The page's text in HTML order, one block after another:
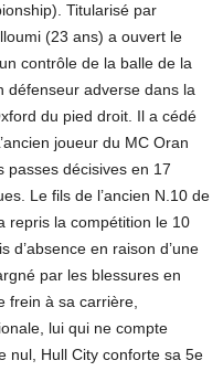
Titularisé par
(23 ans) a ouvert le
contrôle de la balle de la
défenseur adverse dans la
du pied droit. Il a cédé
joueur du MC Oran
passes décisives en 17
Le fils de l’ancien N.10 de
repris la compétition le 10
d’absence en raison d’une
par les blessures en
frein à sa carrière,
lui qui ne compte
nul, Hull City conforte sa 5e